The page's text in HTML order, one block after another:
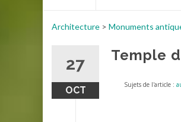
Architecture > Monuments
27
OCT
Temple
Sujets de l'article :